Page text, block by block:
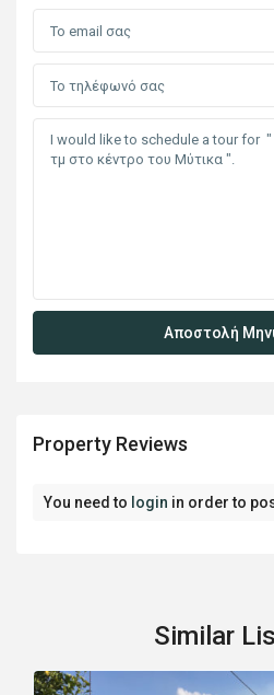
Property Reviews
You need to login in order to
Similar